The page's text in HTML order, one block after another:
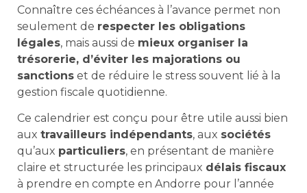
Connaître ces échéances à l’avance permet non
seulement de respecter les obligations
légales, mais aussi de mieux organiser la
trésorerie, d’éviter les majorations ou
sanctions et de réduire le stress souvent lié à la
gestion fiscale quotidienne.
Ce calendrier est conçu pour être utile aussi bien
aux travailleurs indépendants, aux sociétés
qu’aux particuliers, en présentant de manière
claire et structurée les principaux délais fiscaux
à prendre en compte en Andorre pour l’année